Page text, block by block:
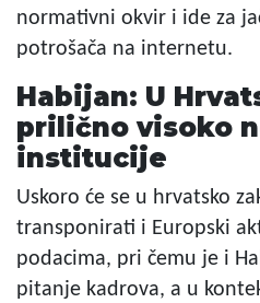
normativni okvir i ide za
potrošača na internetu.
Habijan: U
prilično visoko
institucije
Uskoro će se u hrvatsko
transponirati i Europski
podacima, pri čemu je i
pitanje kadrova, a u